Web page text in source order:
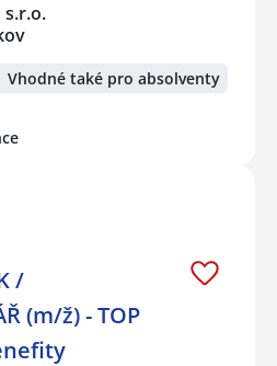
s.r.o.
Vhodné také pro absolventy
/
(m/ž) - TOP